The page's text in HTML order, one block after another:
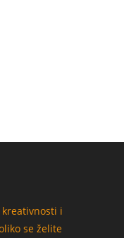
i
se želite